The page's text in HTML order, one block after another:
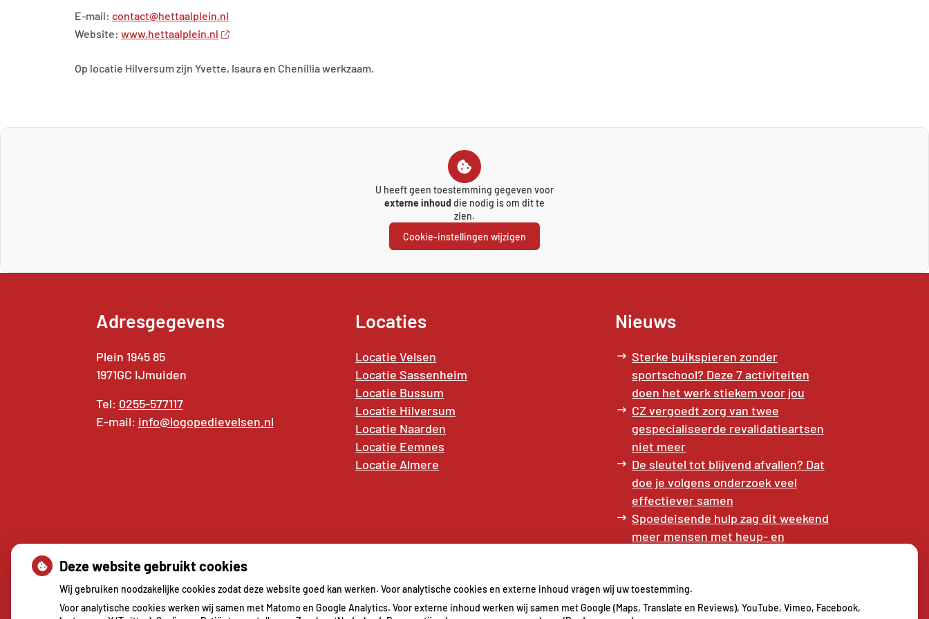
E-mail: contact@hettaalplein.nl
Website: www.hettaalplein.nl
Op locatie Hilversum zijn Yvette, Isaura en Chenillia werkzaam.
U heeft geen toestemming gegeven voor
externe inhouddie nodig is om dit te
zien.
Cookie-instellingen wijzigen
Adresgegevens
Plein 1945 85
1971GC IJmuiden
Tel: 0255-577117
E-mail: info@logopedievelsen.nl
Locaties
Locatie Velsen
Locatie Sassenheim
Locatie Bussum
Locatie Hilversum
Locatie Naarden
Locatie Eemnes
Locatie Almere
Nieuws
Sterke buikspieren zonder
sportschool? Deze 7 activiteiten
doen het werk stiekem voor jou
CZ vergoedt zorg van twee
gespecialiseerde revalidatieartsen
niet meer
De sleutel tot blijvend afvallen? Dat
doe je volgens onderzoek veel
effectiever samen
Spoedeisende hulp zag dit weekend
meer mensen met heup- en
waarom Erasmus MC patiënten het
park in stuurt
Deze website gebruikt cookies
Wij gebruiken noodzakelijke cookies zodat deze website goed kan werken. Voor analytische cookies en externe inhoud vragen wij uw toestemming.
Voor analytische cookies werken wij samen met Matomo en Google Analytics. Voor externe inhoud werken wij samen met Google (Maps, Translate en Reviews), YouTube, Vimeo, Facebook,